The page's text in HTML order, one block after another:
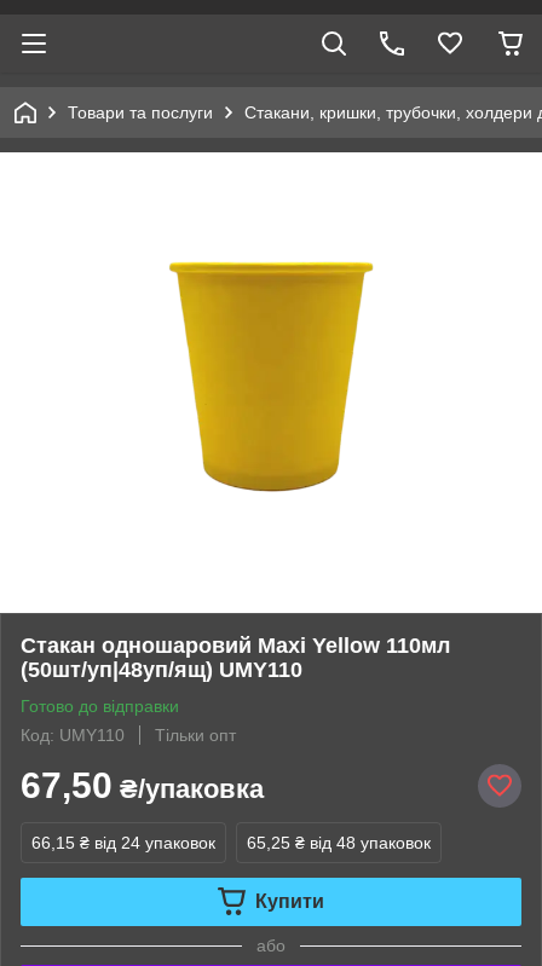
Товари та послуги Стакани, кришки, трубочки, холдери
Стакан одношаровий Maxi Yellow 110мл
(50шт/уп|48уп/ящ) UMY110
Готово до відправки
Код: UMY110
Тільки опт
67,50 ₴/упаковка
66,15 ₴ від 24 упаковок 65,25 ₴ від 48 упаковок
Купити
або